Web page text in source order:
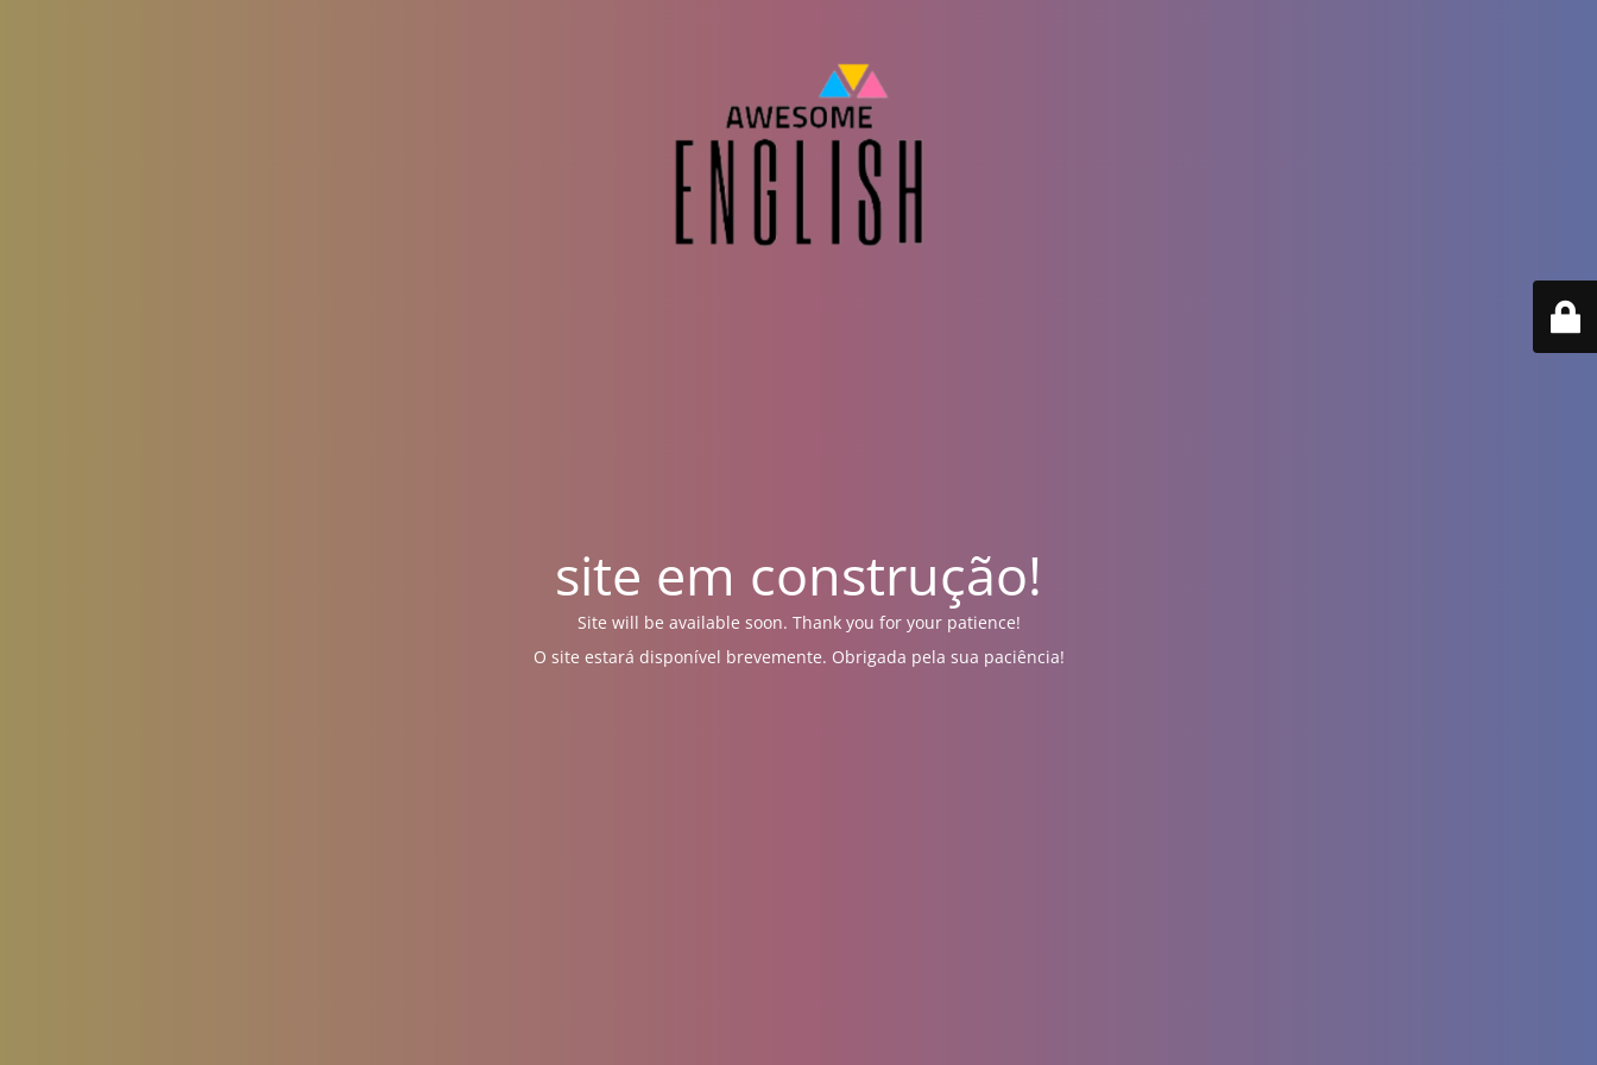
site em construção!
Site will be available soon. Thank you for your patience!
O site estará disponível brevemente. Obrigada pela sua paciência!